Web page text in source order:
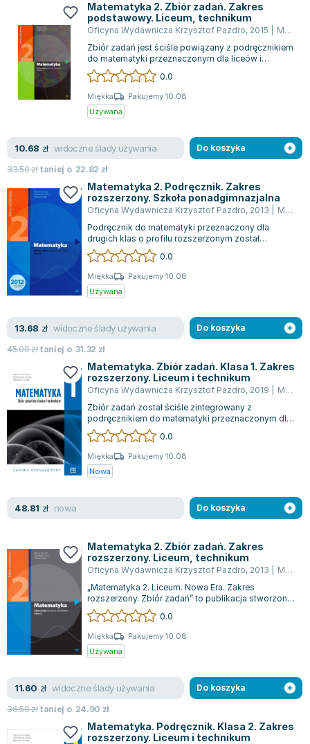
Matematyka 2. Zbiór zadań. Zakres
podstawowy. Liceum, technikum
Oficyna Wydawnicza Krzysztof Pazdro, 2015
Marcin Kurczab
Zbiór zadań jest ściśle powiązany z podręcznikiem
do matematyki przeznaczonym dla liceów i
techników, zgodnym z nową podstawą prog...
0.0
Miękka
Pakujemy 10.08
Używana
10.68 zł widoczne ślady używania
33.50złtaniej o 22.82 zł
Do koszyka
Matematyka 2. Podręcznik. Zakres
rozszerzony. Szkoła ponadgimnazjalna
Oficyna Wydawnicza Krzysztof Pazdro, 2013
Marcin Kurczab
Podręcznik do matematyki przeznaczony dla
drugich klas o profilu rozszerzonym został
stworzony, aby spełniać wszystkie wymogi nowe...
0.0
Miękka
Pakujemy 10.08
Używana
13.68 zł widoczne ślady używania
45.00złtaniej o 31.32 zł
Do koszyka
Matematyka. Zbiór zadań. Klasa 1. Zakres
rozszerzony. Liceum i technikum
Oficyna Wydawnicza Krzysztof Pazdro, 2019
Marcin Kurczab
Zbiór zadań został ściśle zintegrowany z
podręcznikiem do matematyki przeznaczonym dla
uczniów nowego typu liceum oraz technikum,...
0.0
Miękka
Pakujemy 10.08
Nowa
48.81 zł nowa Do koszyka
Matematyka 2. Zbiór zadań. Zakres
rozszerzony. Liceum, technikum
Oficyna Wydawnicza Krzysztof Pazdro, 2013
Marcin Kurczab
„Matematyka 2. Liceum. Nowa Era. Zakres
rozszerzony. Zbiór zadań” to publikacja stworzona
z myślą o uczniach drugiej klasy liceum...
0.0
Miękka
Pakujemy 10.08
Używana
11.60 zł widoczne ślady używania
36.50złtaniej o 24.90 zł
Do koszyka
Matematyka. Podręcznik. Klasa 2. Zakres
rozszerzony. Liceum i technikum